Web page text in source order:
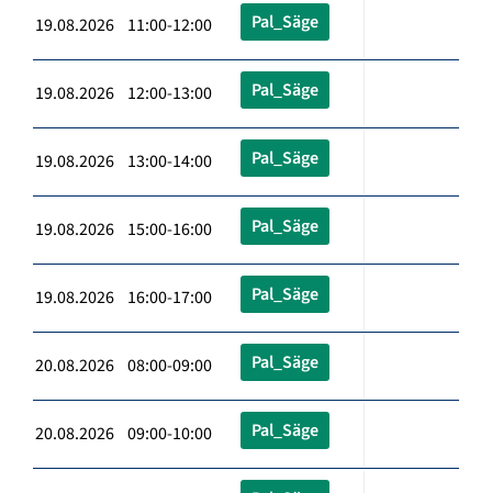
19.08.2026 11:00-12:00 Pal_Säge
19.08.2026 12:00-13:00 Pal_Säge
19.08.2026 13:00-14:00 Pal_Säge
19.08.2026 15:00-16:00 Pal_Säge
19.08.2026 16:00-17:00 Pal_Säge
20.08.2026 08:00-09:00 Pal_Säge
20.08.2026 09:00-10:00 Pal_Säge